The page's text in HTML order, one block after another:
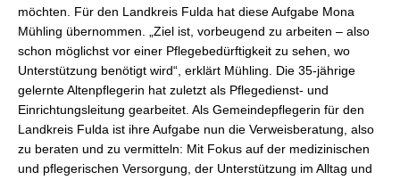
möchten. Für den Landkreis Fulda hat diese Aufgabe Mona
Mühling übernommen. „Ziel ist, vorbeugend zu arbeiten – also
schon möglichst vor einer Pflegebedürftigkeit zu sehen, wo
Unterstützung benötigt wird“, erklärt Mühling. Die 35-jährige
gelernte Altenpflegerin hat zuletzt als Pflegedienst- und
Einrichtungsleitung gearbeitet. Als Gemeindepflegerin für den
Landkreis Fulda ist ihre Aufgabe nun die Verweisberatung, also
zu beraten und zu vermitteln: Mit Fokus auf der medizinischen
und pflegerischen Versorgung, der Unterstützung im Alltag und